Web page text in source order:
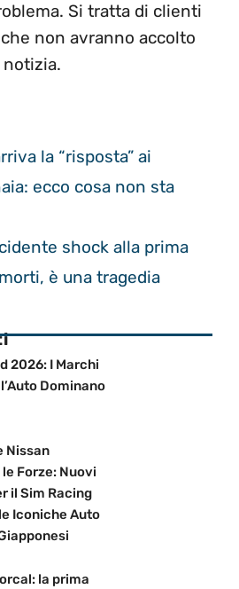
Si tratta di clienti
non avranno accolto
la “risposta” ai
ecco cosa non sta
shock alla prima
è una tragedia
2026: I Marchi
Dominano
Nissan
Forze: Nuovi
il Sim Racing
Iconiche Auto
la prima